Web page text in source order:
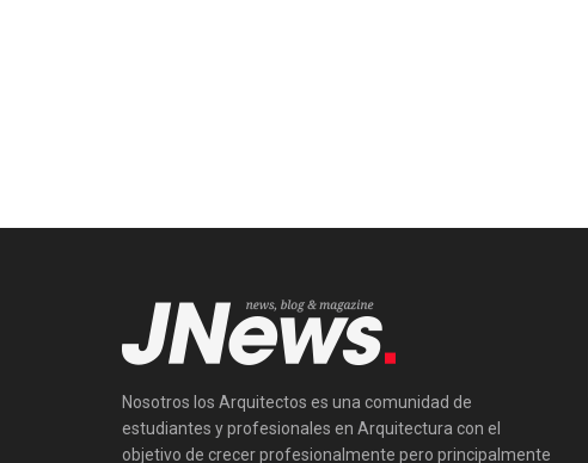
Nosotros los Arquitectos es una comunidad de
estudiantes y profesionales en Arquitectura con el
objetivo de crecer profesionalmente pero principalmente